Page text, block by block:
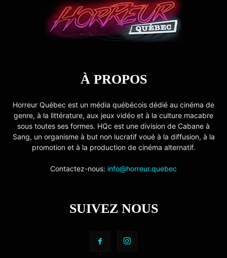
À PROPOS
Horreur Québec est un média québécois dédié au cinéma de
genre, à la littérature, aux jeux vidéo et à la culture macabre
sous toutes ses formes. HQc est une division de Cabane à
Sang, un organisme à but non lucratif voué à la diffusion, à la
promotion et à la production de cinéma alternatif.
Contactez-nous: info@horreur.quebec
SUIVEZ NOUS